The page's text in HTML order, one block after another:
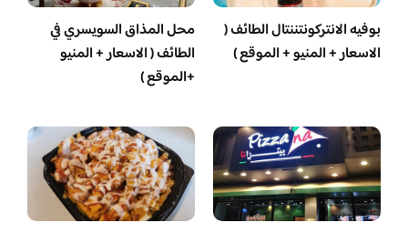
بوفيه الانتركونتننتال الطائف (
الاسعار + المنيو + الموقع )
محل المذاق السويسري في
الطائف ( الاسعار + المنيو
+الموقع )